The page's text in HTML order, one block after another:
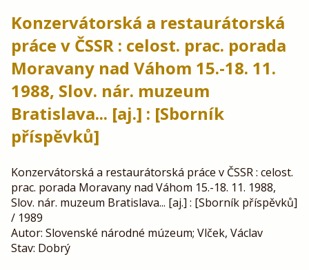
Konzervátorská a restaurátorská
práce v ČSSR : celost. prac. porada
Moravany nad Váhom 15.-18. 11.
1988, Slov. nár. muzeum
Bratislava... [aj.] : [Sborník
příspěvků]
Konzervátorská a restaurátorská práce v ČSSR : celost.
prac. porada Moravany nad Váhom 15.-18. 11. 1988,
Slov. nár. muzeum Bratislava... [aj.] : [Sborník příspěvků]
/ 1989
Autor: Slovenské národné múzeum; Vlček, Václav
Stav: Dobrý